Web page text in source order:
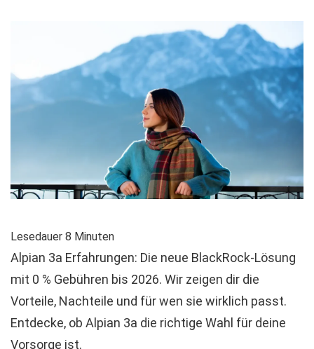
Lesedauer 8 Minuten
Alpian 3a Erfahrungen: Die neue BlackRock-Lösung
mit 0 % Gebühren bis 2026. Wir zeigen dir die
Vorteile, Nachteile und für wen sie wirklich passt.
Entdecke, ob Alpian 3a die richtige Wahl für deine
Vorsorge ist.